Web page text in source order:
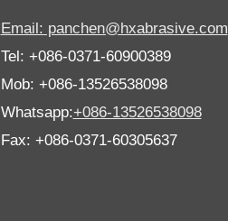
Email: panchen@hxabrasive.com
Tel: +086-0371-60900389
Mob: +086-13526538098
Whatsapp:+086-13526538098
Fax: +086-0371-60305637